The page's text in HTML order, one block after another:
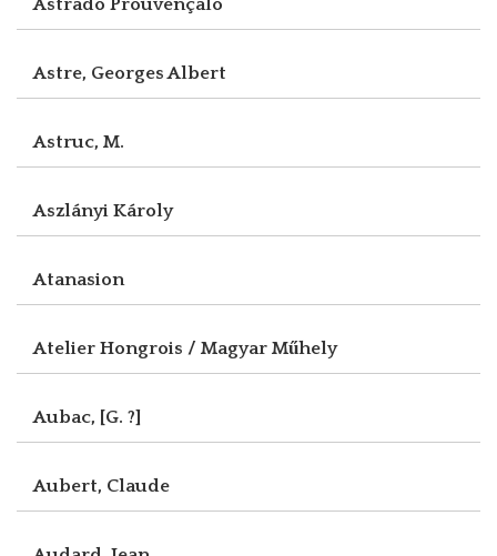
Astrado Prouvençalo
Astre, Georges Albert
Astruc, M.
Aszlányi Károly
Atanasion
Atelier Hongrois / Magyar Műhely
Aubac, [G. ?]
Aubert, Claude